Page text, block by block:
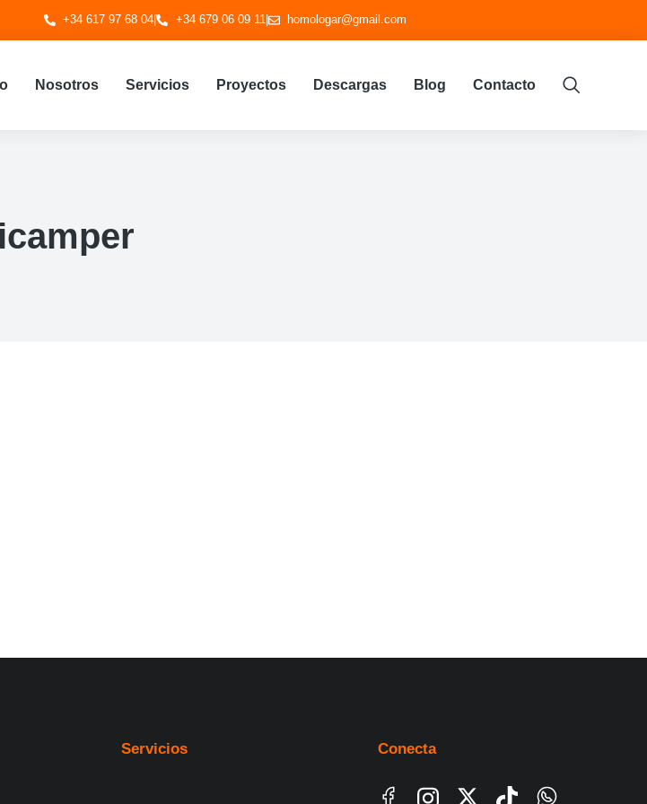
+34 617 97 68 04 | +34 679 06 09 11| homologar@gmail.com
Nosotros Servicios Proyectos Descargas Blog Contacto
Servicios Conecta